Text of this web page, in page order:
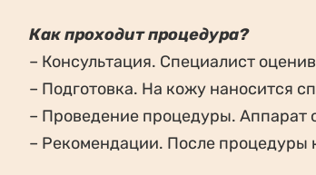
Как проходит процедура?
– Консультация. Специалист
– Подготовка. На кожу наносится
– Проведение процедуры. Аппарат
– Рекомендации. После процедуры